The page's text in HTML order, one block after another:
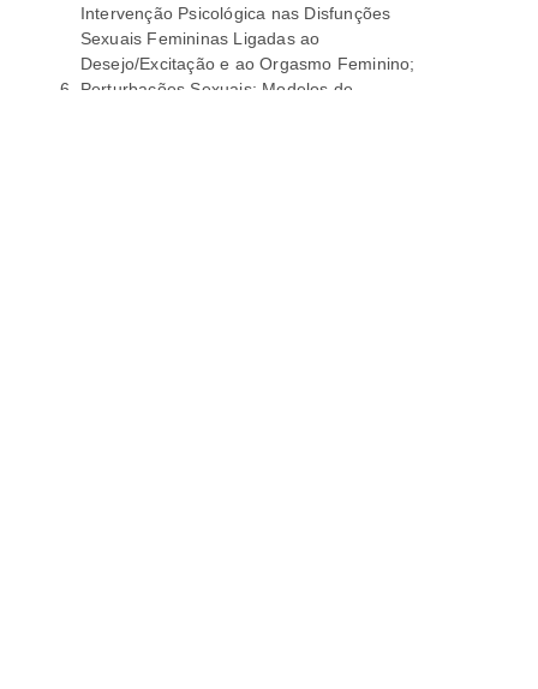
Intervenção Psicológica nas Disfunções
Sexuais Femininas Ligadas ao
Desejo/Excitação e ao Orgasmo Feminino;
Perturbações Sexuais: Modelos de